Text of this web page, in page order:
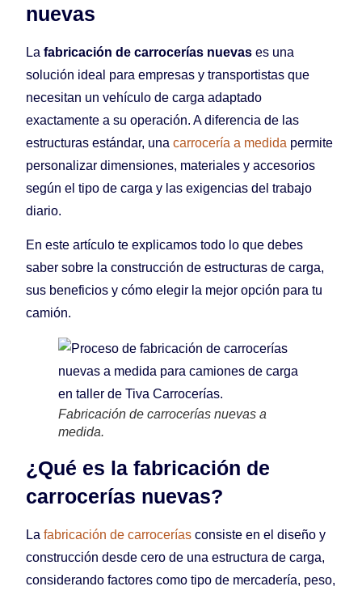
nuevas
La fabricación de carrocerías nuevas es una
solución ideal para empresas y transportistas que
necesitan un vehículo de carga adaptado
exactamente a su operación. A diferencia de las
estructuras estándar, una carrocería a medida permite
personalizar dimensiones, materiales y accesorios
según el tipo de carga y las exigencias del trabajo
diario.
En este artículo te explicamos todo lo que debes
saber sobre la construcción de estructuras de carga,
sus beneficios y cómo elegir la mejor opción para tu
camión.
Fabricación de carrocerías nuevas a
medida.
¿Qué es la fabricación de
carrocerías nuevas?
La fabricación de carrocerías consiste en el diseño y
construcción desde cero de una estructura de carga,
considerando factores como tipo de mercadería, peso,